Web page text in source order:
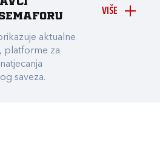
VIŠE
aktualne
platforme za
saveza.